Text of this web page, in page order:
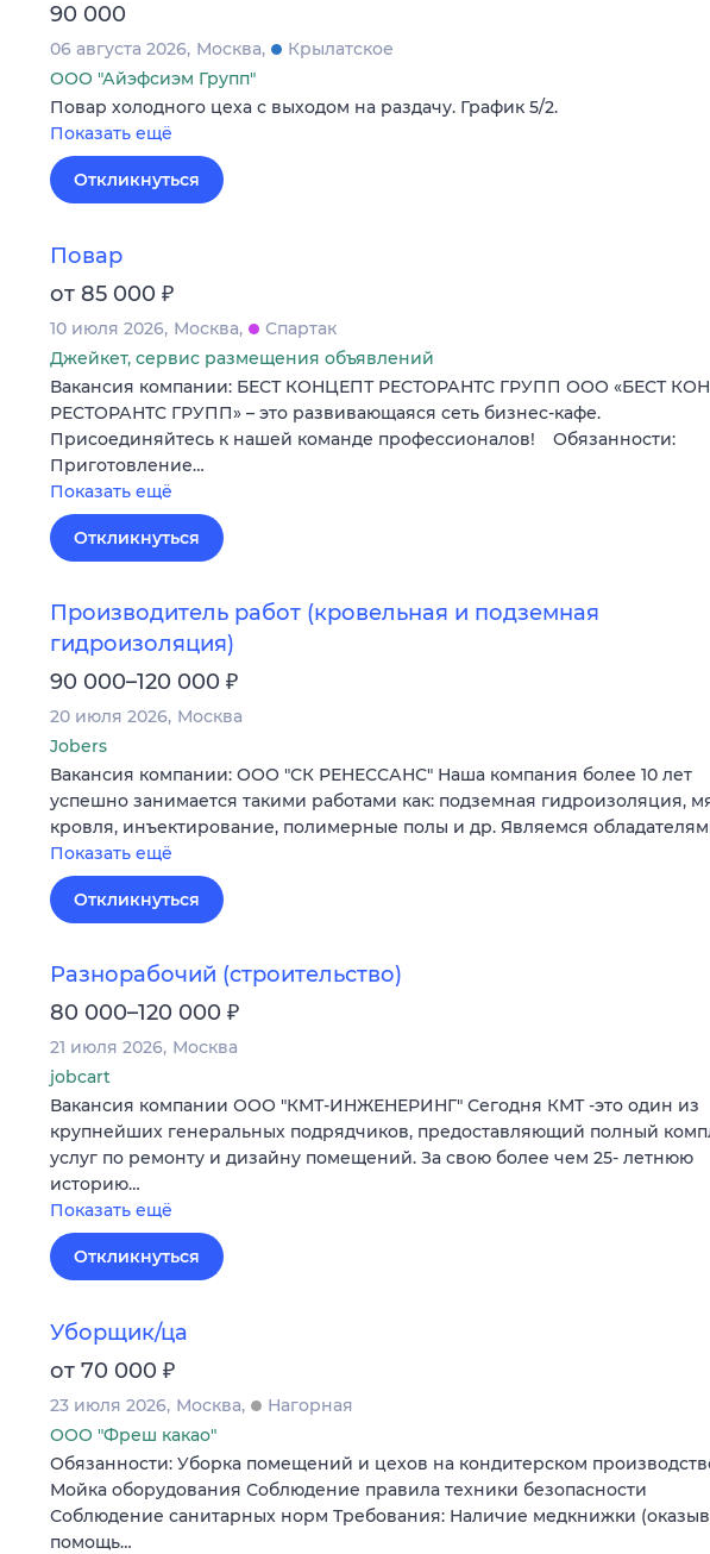
90 000
06 августа 2026 Москва
Крылатское
ООО "Айэфсиэм Групп"
Повар холодного цеха с выходом на раздачу. График 5/2.
Показать ещё
Откликнуться
Повар
от 85 000 ₽
10 июля 2026 Москва
Спартак
Джейкет, сервис размещения объявлений
Вакансия компании: БЕСТ КОНЦЕПТ РЕСТОРАНТС ГРУПП ООО «БЕСТ
РЕСТОРАНТС ГРУПП» – это развивающаяся сеть бизнес-кафе.
Присоединяйтесь к нашей команде профессионалов! Обязанности:
Приготовление…
Показать ещё
Откликнуться
Производитель работ (кровельная и подземная
гидроизоляция)
90 000–120 000 ₽
20 июля 2026 Москва
Jobers
Вакансия компании: ООО "СК РЕНЕССАНС" Наша компания более 10 лет
успешно занимается такими работами как: подземная гидроизоляция,
кровля, инъектирование, полимерные полы и др. Являемся
Показать ещё
Откликнуться
Разнорабочий (строительство)
80 000–120 000 ₽
21 июля 2026 Москва
jobcart
Вакансия компании ООО "КМТ-ИНЖЕНЕРИНГ" Сегодня КМТ -это один из
крупнейших генеральных подрядчиков, предоставляющий полный
услуг по ремонту и дизайну помещений. За свою более чем 25- летнюю
историю…
Показать ещё
Откликнуться
Уборщик/ца
от 70 000 ₽
23 июля 2026 Москва
Нагорная
ООО "Фреш какао"
Обязанности: Уборка помещений и цехов на кондитерском
Мойка оборудования Соблюдение правила техники безопасности
Соблюдение санитарных норм Требования: Наличие медкнижки
помощь…